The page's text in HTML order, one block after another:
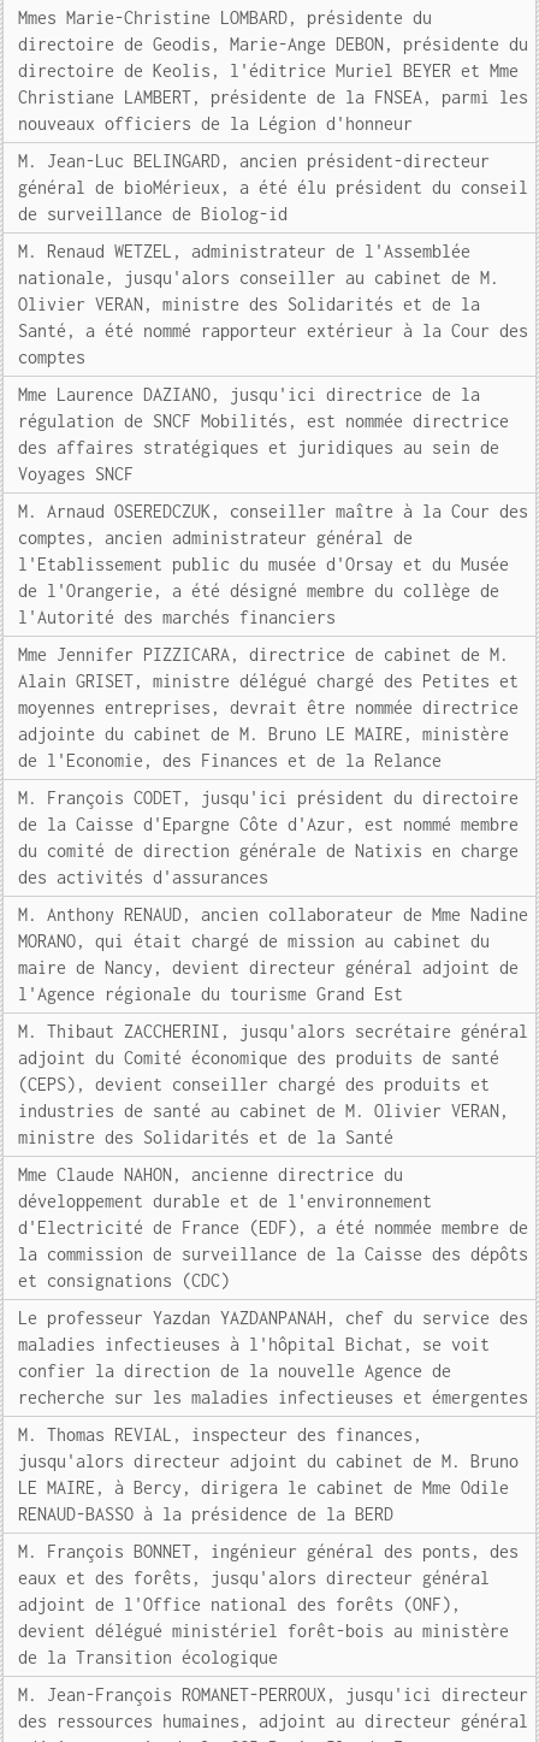
Mmes Marie-Christine LOMBARD, présidente du
directoire de Geodis, Marie-Ange DEBON, présidente du
directoire de Keolis, l'éditrice Muriel BEYER et Mme
Christiane LAMBERT, présidente de la FNSEA, parmi les
nouveaux officiers de la Légion d'honneur
M. Jean-Luc BELINGARD, ancien président-directeur
général de bioMérieux, a été élu président du conseil
de surveillance de Biolog-id
M. Renaud WETZEL, administrateur de l'Assemblée
nationale, jusqu'alors conseiller au cabinet de M.
Olivier VERAN, ministre des Solidarités et de la
Santé, a été nommé rapporteur extérieur à la Cour des
comptes
Mme Laurence DAZIANO, jusqu'ici directrice de la
régulation de SNCF Mobilités, est nommée directrice
des affaires stratégiques et juridiques au sein de
Voyages SNCF
M. Arnaud OSEREDCZUK, conseiller maître à la Cour des
comptes, ancien administrateur général de
l'Etablissement public du musée d'Orsay et du Musée
de l'Orangerie, a été désigné membre du collège de
l'Autorité des marchés financiers
Mme Jennifer PIZZICARA, directrice de cabinet de M.
Alain GRISET, ministre délégué chargé des Petites et
moyennes entreprises, devrait être nommée directrice
adjointe du cabinet de M. Bruno LE MAIRE, ministère
de l'Economie, des Finances et de la Relance
M. François CODET, jusqu'ici président du directoire
de la Caisse d'Epargne Côte d'Azur, est nommé membre
du comité de direction générale de Natixis en charge
des activités d'assurances
M. Anthony RENAUD, ancien collaborateur de Mme Nadine
MORANO, qui était chargé de mission au cabinet du
maire de Nancy, devient directeur général adjoint de
l'Agence régionale du tourisme Grand Est
M. Thibaut ZACCHERINI, jusqu'alors secrétaire général
adjoint du Comité économique des produits de santé
(CEPS), devient conseiller chargé des produits et
industries de santé au cabinet de M. Olivier VERAN,
ministre des Solidarités et de la Santé
Mme Claude NAHON, ancienne directrice du
développement durable et de l'environnement
d'Electricité de France (EDF), a été nommée membre de
la commission de surveillance de la Caisse des dépôts
et consignations (CDC)
Le professeur Yazdan YAZDANPANAH, chef du service des
maladies infectieuses à l'hôpital Bichat, se voit
confier la direction de la nouvelle Agence de
recherche sur les maladies infectieuses et émergentes
M. Thomas REVIAL, inspecteur des finances,
jusqu'alors directeur adjoint du cabinet de M. Bruno
LE MAIRE, à Bercy, dirigera le cabinet de Mme Odile
RENAUD-BASSO à la présidence de la BERD
M. François BONNET, ingénieur général des ponts, des
eaux et des forêts, jusqu'alors directeur général
adjoint de l'Office national des forêts (ONF),
devient délégué ministériel forêt-bois au ministère
de la Transition écologique
M. Jean-François ROMANET-PERROUX, jusqu'ici directeur
des ressources humaines, adjoint au directeur général